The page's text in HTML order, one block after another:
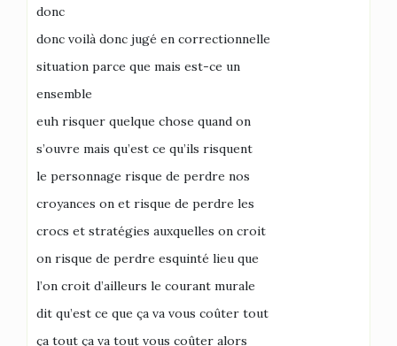
donc
donc voilà donc jugé en correctionnelle
situation parce que mais est-ce un
ensemble
euh risquer quelque chose quand on
s’ouvre mais qu’est ce qu’ils risquent
le personnage risque de perdre nos
croyances on et risque de perdre les
crocs et stratégies auxquelles on croit
on risque de perdre esquinté lieu que
l’on croit d’ailleurs le courant murale
dit qu’est ce que ça va vous coûter tout
ça tout ça va tout vous coûter alors